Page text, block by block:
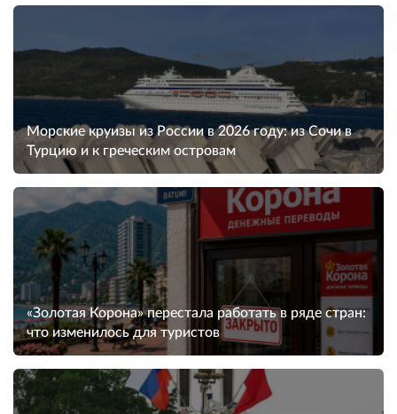
Морские круизы из России в 2026 году: из Сочи в
Турцию и к греческим островам
«Золотая Корона» перестала работать в ряде стран:
что изменилось для туристов